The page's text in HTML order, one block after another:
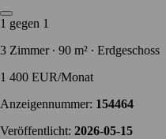
1 gegen 1
3 Zimmer ∙ 90 m² ∙ Erdgeschoss
1 400 EUR/Monat
Anzeigennummer: 154464
Veröffentlicht: 2026-05-15